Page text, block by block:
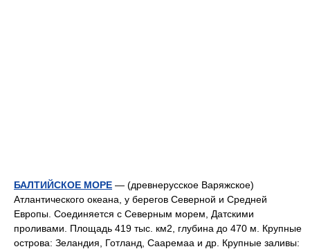
БАЛТИЙСКОЕ МОРЕ — (древнерусское Варяжское)
Атлантического океана, у берегов Северной и Средней
Европы. Соединяется с Северным морем, Датскими
проливами. Площадь 419 тыс. км2, глубина до 470 м. Крупные
острова: Зеландия, Готланд, Сааремаа и др. Крупные заливы: